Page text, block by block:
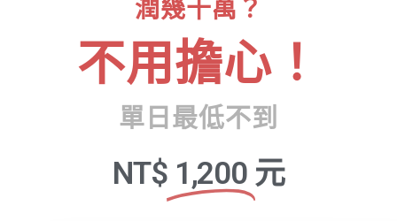
潤幾十萬？
不用擔心！
單日最低不到
NT$ 1,200 元